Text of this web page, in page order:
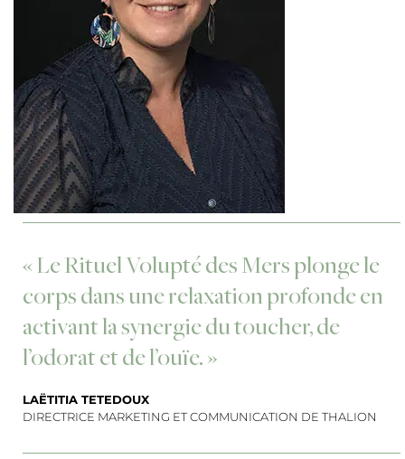
« Le Rituel Volupté des Mers plonge le
corps dans une relaxation profonde en
activant la synergie du toucher, de
l’odorat et de l’ouïe. »
LAËTITIA TETEDOUX
DIRECTRICE MARKETING ET COMMUNICATION DE THALION